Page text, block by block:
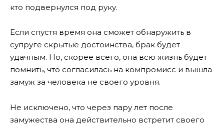
кто подвернулся под руку.
Если спустя время она сможет обнаружить в
супруге скрытые достоинства, брак будет
удачным. Но, скорее всего, она всю жизнь будет
помнить, что согласилась на компромисс и вышла
замуж за человека не своего уровня.
Не исключено, что через пару лет после
замужества она действительно встретит своего